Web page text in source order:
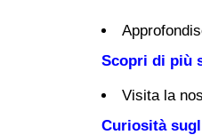
Scopri di più
Visita la
Curiosità